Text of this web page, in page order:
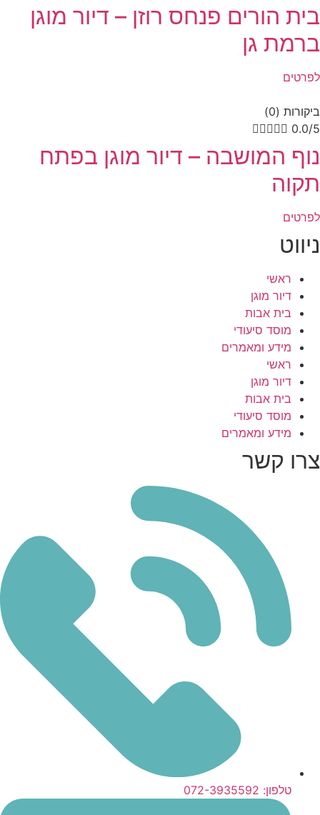
בית הורים פנחס רוזן – דיור מוגן
ברמת גן
לפרטים
ביקורות (0)
 0.0/5
נוף המושבה – דיור מוגן בפתח
תקוה
לפרטים
ניווט
ראשי
דיור מוגן
בית אבות
מוסד סיעודי
מידע ומאמרים
ראשי
דיור מוגן
בית אבות
מוסד סיעודי
מידע ומאמרים
צרו קשר
טלפון: 072-3935592